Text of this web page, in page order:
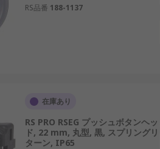
RS品番 188-1137
在庫あり
RS PRO RSEG プッシュボタンヘッ
ド, 22 mm, 丸型, 黒, スプリングリ
ターン, IP65